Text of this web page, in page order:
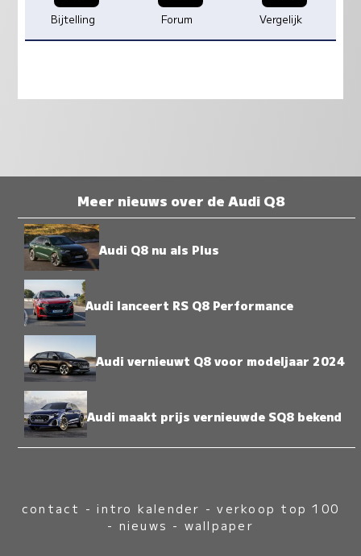
Bijtelling Forum Vergelijk
Meer nieuws over de Audi Q8
Audi Q8 nu als Plus
Audi lanceert RS Q8 Performance
Audi vernieuwt Q8 voor modeljaar 2024
Audi maakt prijs vernieuwde SQ8 bekend
contact -intro kalender -verkoop top 100
- nieuws - wallpaper